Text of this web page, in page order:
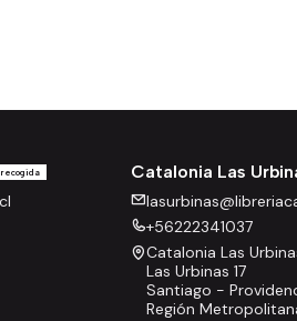
recogida Catalonia Las
+56222341037
Catalonia Las
Las Urbinas 17
Santiago -
Región